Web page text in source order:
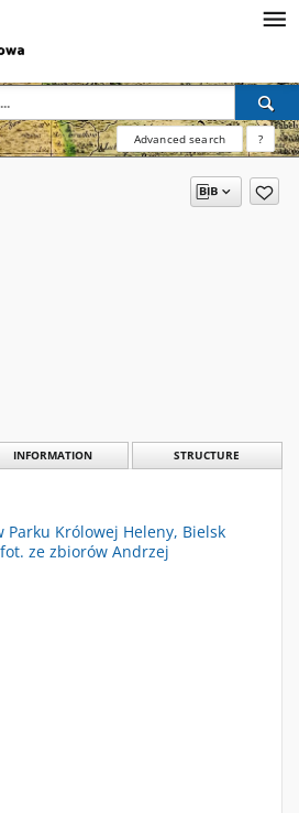
Advanced search ?
INFORMATION STRUCTURE
Parku Królowej Heleny, Bielsk
ze zbiorów Andrzej